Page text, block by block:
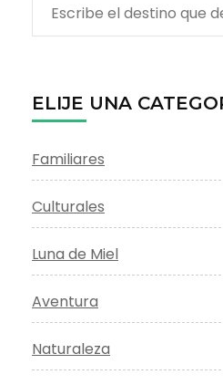
Buscar:
ELIJE UNA
Familiares
Culturales
Luna de Miel
Aventura
Naturaleza